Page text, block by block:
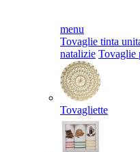
menu
Tovaglie tinta
natalizie Tovaglie
Tovagliette